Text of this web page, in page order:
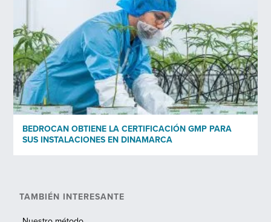
BEDROCAN OBTIENE LA CERTIFICACIÓN GMP PARA
SUS INSTALACIONES EN DINAMARCA
TAMBIÉN INTERESANTE